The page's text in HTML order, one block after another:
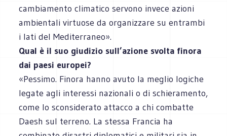
cambiamento climatico servono invece azioni
ambientali virtuose da organizzare su entrambi
i lati del Mediterraneo».
Qual è il suo giudizio sull’azione svolta finora
dai paesi europei?
«Pessimo. Finora hanno avuto la meglio logiche
legate agli interessi nazionali o di schieramento,
come lo sconsiderato attacco a chi combatte
Daesh sul terreno. La stessa Francia ha